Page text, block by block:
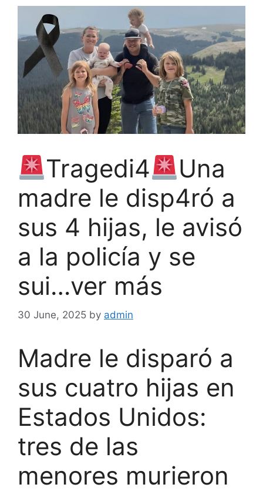
Tragedi4
Una
madre le disp4ró a
sus 4 hijas, le avisó
a la policía y se
sui…ver más
30 June, 2025 by admin
Madre le disparó a
sus cuatro hijas en
Estados Unidos:
tres de las
menores murieron